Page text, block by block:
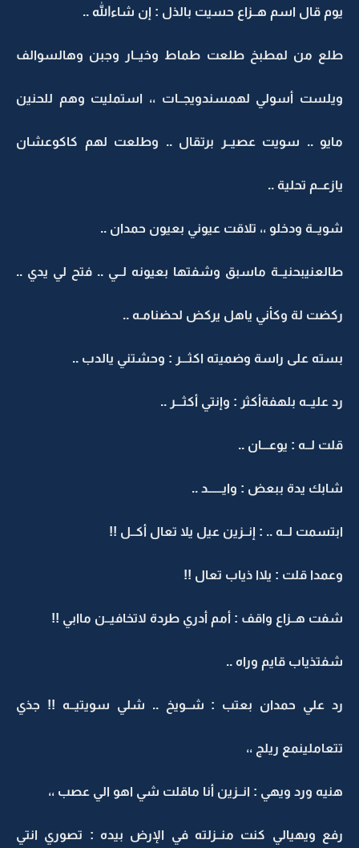
يوم قال اسم هــزاع حسيت بالذل : إن شاءالله ..
طلع من لمطبخ طلعت طماط وخيــار وجبن وهالسوالف
ويلست أسولي لهمسندويجــات ،، استمليت وهم للحنين
مايو .. سويت عصيــر برتقال .. وطلعت لهم كاكوعشان
يازعــم تحلية ..
شويــة ودخلو ،، تلاقت عيوني بعيون حمدان ..
طالعنيبحنيــة ماسبق وشفتها بعيونه لــي .. فتح لي يدي ..
ركضت لة وكأني ياهل يركض لحضنامـه ..
بسته على راسة وضميته اكثـــر : وحشتني يالدب ..
رد عليــه بلهفةأكثر : وإنتي أكثـــر ..
قلت لــه : يوعـــان ..
شابك يدة ببعض : وايــــــد ..
ابتسمت لــه .. : إنــزين عيل يلا تعال أكــل !!
وعمدا قلت : يلاا ذياب تعال !!
شفت هــزاع واقف : أمم أدري طردة لاتخافيــن ماابي !!
شفتذياب قايم وراه ..
رد علي حمدان بعتب : شــويخ .. شلي سويتيــه !! جذي
تتعاملينمع ريلج ،،
هنيه ورد ويهي : انــزين أنا ماقلت شي اهو الي عصب ،،
رفع ويهيالي كنت منــزلته في الإرض بيده : تصوري انتي